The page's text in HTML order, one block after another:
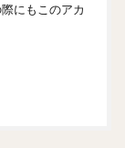
にもこのアカ